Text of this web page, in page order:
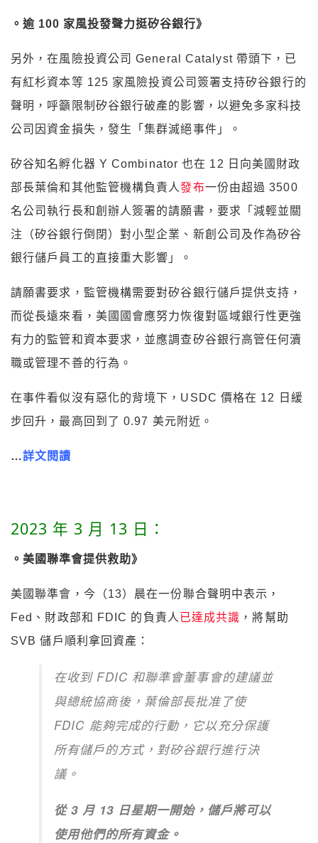
。逾 100 家風投發聲力挺矽谷銀行》
另外，在風險投資公司 General Catalyst 帶頭下，已
有紅杉資本等 125 家風險投資公司簽署支持矽谷銀行的
聲明，呼籲限制矽谷銀行破產的影響，以避免多家科技
公司因資金損失，發生「集群滅絕事件」。
矽谷知名孵化器 Y Combinator 也在 12 日向美國財政
部長葉倫和其他監管機構負責人發布一份由超過 3500
名公司執行長和創辦人簽署的請願書，要求「減輕並關
注（矽谷銀行倒閉）對小型企業、新創公司及作為矽谷
銀行儲戶員工的直接重大影響」。
請願書要求，監管機構需要對矽谷銀行儲戶提供支持，
而從長遠來看，美國國會應努力恢復對區域銀行性更強
有力的監管和資本要求，並應調查矽谷銀行高管任何瀆
職或管理不善的行為。
在事件看似沒有惡化的背境下，USDC 價格在 12 日緩
步回升，最高回到了 0.97 美元附近。
…詳文閱讀
2023 年 3 月 13 日：
。美國聯準會提供救助》
美國聯準會，今（13）晨在一份聯合聲明中表示，
Fed、財政部和 FDIC 的負責人 已達成共識 ，將幫助
SVB 儲戶順利拿回資產 ：
在收到 FDIC 和聯準會董事會的建議並
與總統協商後，葉倫部長批准了使
FDIC 能夠完成的行動，它以充分保護
所有儲戶的方式，對矽谷銀行進行決
議。
從 3 月 13 日星期一開始，儲戶將可以
使用他們的所有資金。